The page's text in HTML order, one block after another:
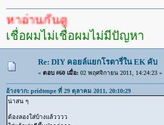
เชื่อผมไม่เชื่อผมไม่มีปัญหา
Re: DIY คอยล์แยกโรตารี่ใน EK คับ
« ตอบ #60 เมื่อ:02 พฤศจิกายน 2011, 14:24:23 »
อ้างจาก: pridtenpe ที่ 29 ตุลาคม 2011, 20:10:29
น่าสน ๆ
ต้องลองใส่บ้างแล้วววว